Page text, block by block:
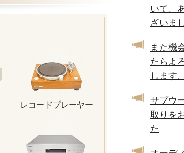
レコードプレーヤー
いて、
ざいま
また機
たらよ
します。
サブウ
取りを
た